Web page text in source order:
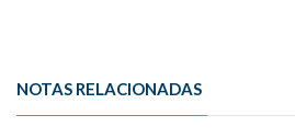
NOTAS RELACIONADAS